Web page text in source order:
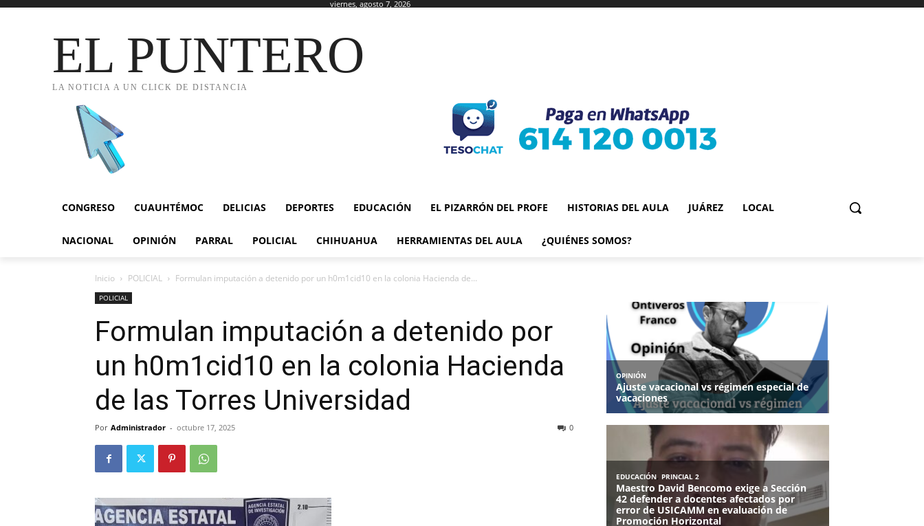
viernes, agosto 7, 2026
EL PUNTERO
LA NOTICIA A UN CLICK DE DISTANCIA
CONGRESO CUAUHTÉMOC DELICIAS DEPORTES EDUCACIÓN EL PIZARRÓN DEL PROFE HISTORIAS DEL AULA JUÁREZ LOCAL
NACIONAL OPINIÓN PARRAL POLICIAL CHIHUAHUA HERRAMIENTAS DEL AULA ¿QUIÉNES SOMOS?
Inicio POLICIAL Formulan imputación a detenido por un h0m1cid10 en la colonia Hacienda de...
POLICIAL
Formulan imputación a detenido por
un h0m1cid10 en la colonia Hacienda
de las Torres Universidad
Por Administrador - octubre 17, 2025 0